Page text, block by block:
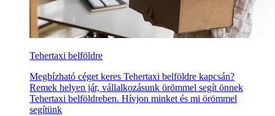
Tehertaxi belföldre
Megbízható céget keres Tehertaxi belföldre kapcsán?
Remek helyen jár, vállalkozásunk örömmel segít önnek
Tehertaxi belföldreben. Hívjon minket és mi örömmel
segítünk